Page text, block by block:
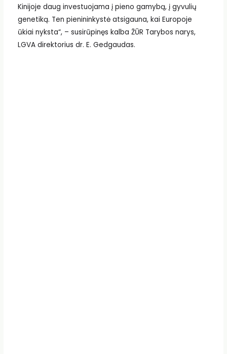
Kinijoje daug investuojama į pieno gamybą, į gyvulių
genetiką. Ten pienininkystė atsigauna, kai Europoje
ūkiai nyksta“, – susirūpinęs kalba ŽŪR Tarybos narys,
LGVA direktorius dr. E. Gedgaudas.